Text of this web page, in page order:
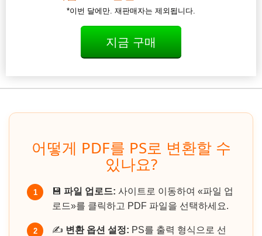
*이번 달에만. 재판매자는 제외됩니다.
지금 구매
어떻게 PDF를 PS로 변환할 수
있나요?
1 💾 파일 업로드: 사이트로 이동하여 «파일 업
로드»를 클릭하고 PDF 파일을 선택하세요.
2 ✍️ 변환 옵션 설정: PS를 출력 형식으로 선